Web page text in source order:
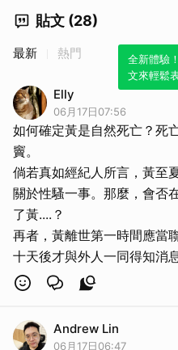
貼文 (28)
全新體驗
文來輕鬆
最新 熱門
Elly
06月17日07:56
如何確定黃是自然死亡？死
竇。
倘若真如經紀人所言，黃至
關於性騷一事。那麼，會否
了黃....？
再者，黃離世第一時間應當
十天後才與外人一同得知消
Andrew Lin
06月17日06:47